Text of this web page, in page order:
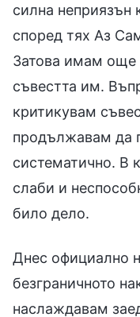
силна
според тях Аз
Затова имам още
съвестта им.
критикувам
продължавам да
систематично. В
слаби и
било дело.
Днес официално
безграничното
наслаждавам